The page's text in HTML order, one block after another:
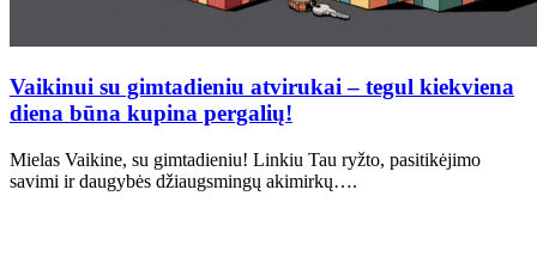
Vaikinui su gimtadieniu atvirukai – tegul kiekviena
diena būna kupina pergalių!
Mielas Vaikine, su gimtadieniu! Linkiu Tau ryžto, pasitikėjimo
savimi ir daugybės džiaugsmingų akimirkų….